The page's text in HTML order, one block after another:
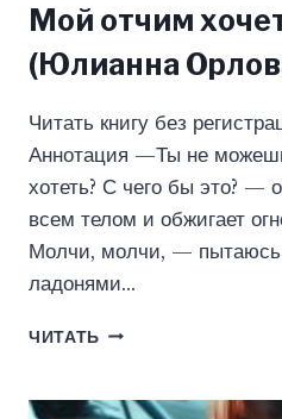
Мой отчим
(Юлианна
Читать книгу без
Аннотация —Ты не
хотеть? С чего бы это? —
всем телом и обжигает
Молчи, молчи, — пытаюсь
ладонями…
ЧИТАТЬ МОЙ
МЕНЯ